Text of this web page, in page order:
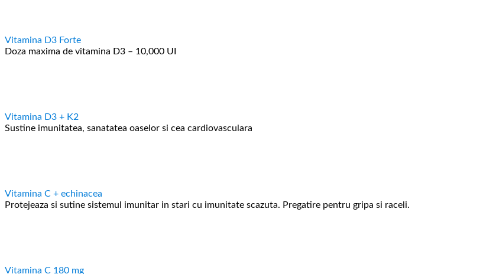
Vitamina D3 Forte
Doza maxima de vitamina D3 – 10,000 UI
Vitamina D3 + K2
Sustine imunitatea, sanatatea oaselor si cea cardiovasculara
Vitamina C + echinacea
Protejeaza si sutine sistemul imunitar in stari cu imunitate scazuta. Pregatire pentru gripa si raceli.
Vitamina C 180 mg